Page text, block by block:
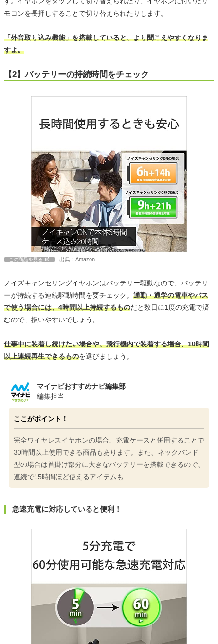
モコンを長押しすることで切り替えられたりします。
「外音取り込み機能」を搭載していると、より聞こえやすくなりま
すよ。
【2】バッテリーの持続時間をチェック
この商品を見る 出典：Amazon
ノイズキャンセリングイヤホンはバッテリー駆動なので、バッテリ
ーが持続する連続駆動時間を要チェック。 通勤・通学の電車やバス
で使う場合には、4時間以上持続するものだと数日に1度の充電で済
むので、扱いやすいでしょう。
仕事中に装着し続けたい場合や、飛行機内で装着する場合、10時間
以上連続再生できるものを選びましょう。
マイナビおすすめナビ編集部
編集担当
ここがポイント！
完全ワイヤレスイヤホンの場合、充電ケースと併用することで
30時間以上使用できる商品もあります。また、ネックバンド
型の場合は首掛け部分に大きなバッテリーを搭載できるので、
連続で15時間ほど使えるアイテムも！
急速充電に対応していると便利！